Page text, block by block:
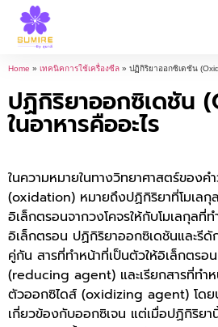
Home » เทคนิคการใช้เครื่องซีล » ปฏิกิริยาออกซิเดชัน
ปฏิกิริยาออกซิเดชัน
ในอาหารคืออะไร
ในความหมายในทางวิทยาศาสตร์ของค
(oxidation) หมายถึงปฏิกิริยาที่โมเล
อิเล็กตรอนจากวงโคจรให้กับโมเลกุลที่
อิเล็กตรอน ปฏิกิริยาออกซิเดชันและรี
คู่กัน สารที่ทำหน้าที่เป็นตัวให้อิเล็กตรอ
(reducing agent) และเรียกสารที่ทำ
ตัวออกซิไดส์ (oxidizing agent) โดย
เกี่ยวข้องกับออกซิเจน แต่เมื่อปฏิกิริยา